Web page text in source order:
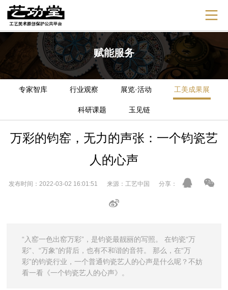
赋能服务
专家智库 行业观察 展览·活动 工美成果展
科研课题 玉见链
万彩的钧窑，无力的声张：一个钧瓷艺
人的心声
发布时间：2022-03-02 16:01:51 来源：工艺中国 分享：
“入窑一色出窑万彩”，是钧瓷最靓丽的写照。 在钧瓷“万
彩”、“万象”的背后，也有不和谐的音符。 那么，在“万
彩”的钧瓷行业，一个普通钧瓷艺人的心声是什么呢？不妨
看一看《一个钧瓷艺人的心声》。